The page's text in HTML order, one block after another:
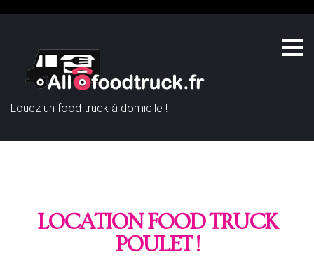
Louez un food truck à domicile !
LOCATION FOOD TRUCK
POULET !